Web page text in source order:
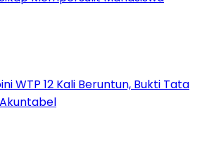
WTP 12 Kali Beruntun, Bukti Tata